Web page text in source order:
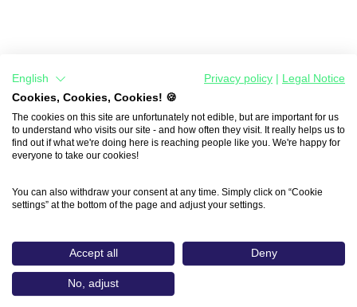
English Privacy policy
Legal Notice
Cookies, Cookies, Cookies! 🍪
The cookies on this site are unfortunately not edible, but are important for us
to understand who visits our site - and how often they visit. It really helps us to
find out if what we're doing here is reaching people like you. We're happy for
everyone to take our cookies!
You can also withdraw your consent at any time. Simply click on “Cookie
settings” at the bottom of the page and adjust your settings.
Accept all Deny
No, adjust